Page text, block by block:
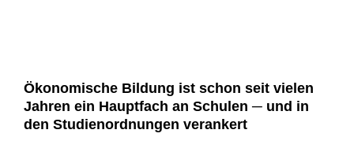
Ökonomische Bildung ist schon seit vielen
Jahren ein Hauptfach an Schulen ─ und in
den Studienordnungen verankert